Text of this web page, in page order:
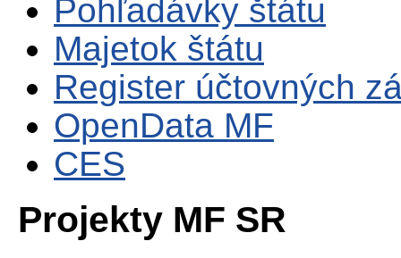
Pohľadávky štátu
Majetok štátu
Register účtovných
OpenData MF
CES
Projekty MF SR